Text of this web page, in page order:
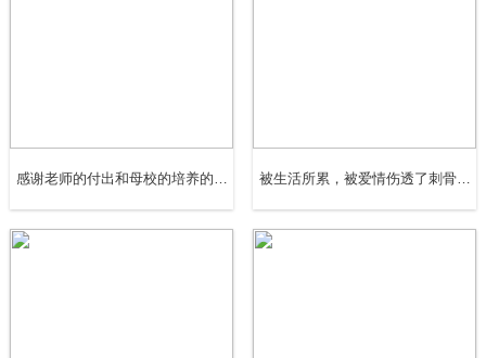
22、 我目送沿海的日落紧抱一个醉生梦死的枕头游不出回
感谢老师的付出和母校的培养的经典句子(20句) 被生活所累，被爱情伤透了刺骨的句子(精选55句)